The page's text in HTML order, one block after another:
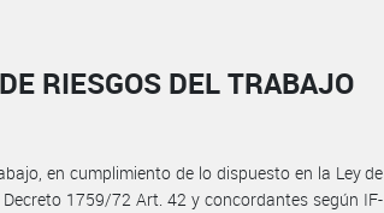
RIESGOS DEL TRABAJO
en cumplimiento de lo dispuesto en la Ley de
1759/72 Art. 42 y concordantes según IF-